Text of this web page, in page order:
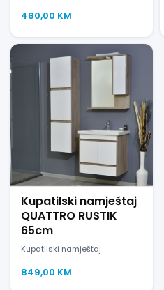
480,00 KM
Kupatilski namještaj
QUATTRO RUSTIK
65cm
Kupatilski namještaj
849,00 KM